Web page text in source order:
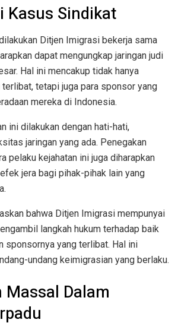
Kasus Sindikat
Ditjen Imigrasi bekerja sama
dapat mengungkap jaringan judi
Hal ini mencakup tidak hanya
tetapi juga para sponsor yang
mereka di Indonesia.
ini dilakukan dengan hati-hati,
jaringan yang ada. Penegakan
pelaku kejahatan ini juga diharapkan
jera bagi pihak-pihak lain yang
bahwa Ditjen Imigrasi mempunyai
langkah hukum terhadap baik
sponsornya yang terlibat. Hal ini
undang keimigrasian yang berlaku.
Massal Dalam